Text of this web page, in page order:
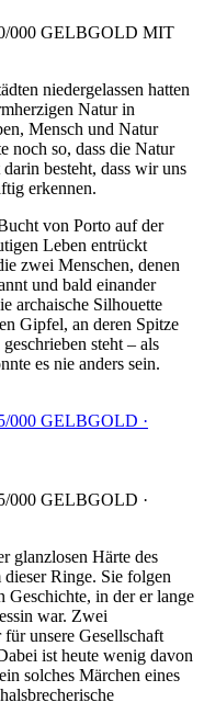
000 GELBGOLD MIT
niedergelassen hatten
Natur in
Mensch und Natur
noch so, dass die Natur
besteht, dass wir uns
erkennen.
von Porto auf der
Leben entrückt
zwei Menschen, denen
und bald einander
archaische Silhouette
Gipfel, an deren Spitze
steht – als
es nie anders sein.
000 GELBGOLD ·
000 GELBGOLD ·
glanzlosen Härte des
Ringe. Sie folgen
Geschichte, in der er lange
war. Zwei
unsere Gesellschaft
ist heute wenig davon
solches Märchen eines